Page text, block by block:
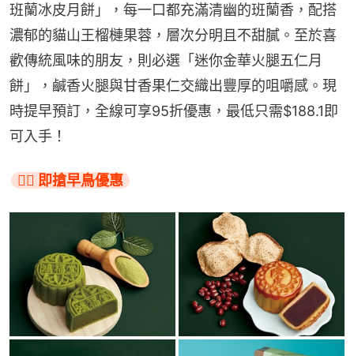
班蘭冰皮月餅」，每一口都充滿清幽的班蘭香，配搭
濃郁的貓山王榴槤果蓉，層次分明且不甜膩。至於喜
歡傳統風味的朋友，則必選「迷你金華火腿五仁月
餅」，鹹香火腿與甘香果仁交織出豐厚的咀嚼感。現
時提早預訂，全線可享95折優惠，最低只需$188.1即
可入手！
👉🏻 即搶早鳥優惠